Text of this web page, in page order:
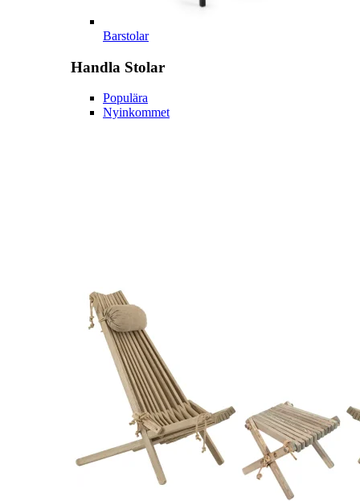
Barstolar
Handla Stolar
Populära
Nyinkommet